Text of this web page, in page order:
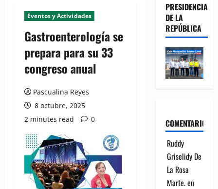
Eventos y Actividades
Gastroenterología se
prepara para su 33
congreso anual
Pascualina Reyes
8 octubre, 2025
2 minutes read
0
PRESIDENCIA
DE LA
REPÚBLICA
COMENTARIOS
Ruddy
Griselidy De
La Rosa
Marte.en